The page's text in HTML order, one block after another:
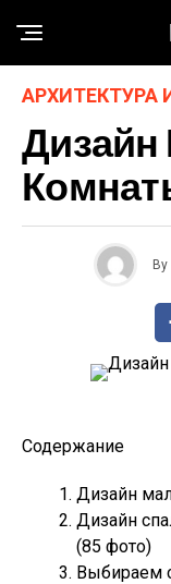
АРХИТЕКТУРА
By
Содержание
Дизайн
Дизайн
(85 фото)
Выбираем